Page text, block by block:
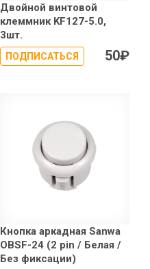
Двойной винтовой
клеммник KF127-5.0,
3шт.
ПОДПИСАТЬСЯ 50₽
Кнопка аркадная Sanwa
OBSF-24 (2 pin / Белая /
Без фиксации)